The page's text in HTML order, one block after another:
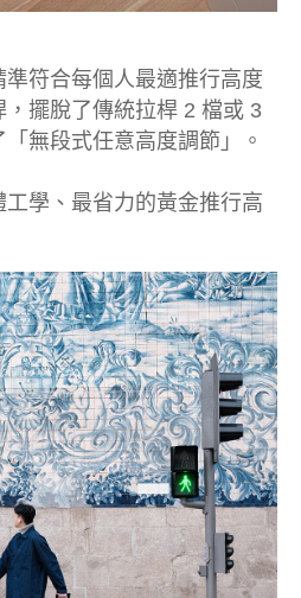
準符合每個人最適推行高度
擺脫了傳統拉桿 2 檔或 3
無段式任意高度調節」。
學、最省力的黃金推行高